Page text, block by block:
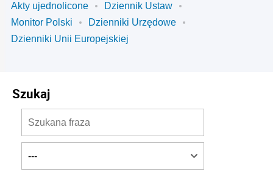
Akty ujednolicone
Dziennik Ustaw
Monitor Polski
Dzienniki Urzędowe
Dzienniki Unii Europejskiej
Szukaj